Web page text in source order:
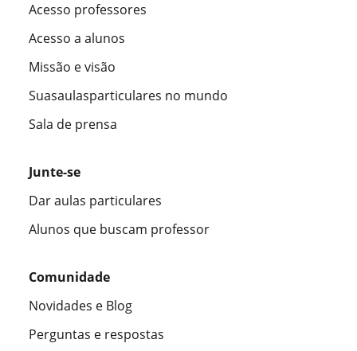
Acesso professores
Acesso a alunos
Missão e visão
Suasaulasparticulares no mundo
Sala de prensa
Junte-se
Dar aulas particulares
Alunos que buscam professor
Comunidade
Novidades e Blog
Perguntas e respostas